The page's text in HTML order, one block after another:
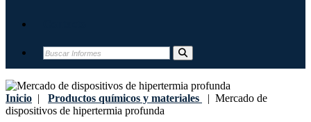
Inicio | Productos químicos y materiales | Mercado de
dispositivos de hipertermia profunda